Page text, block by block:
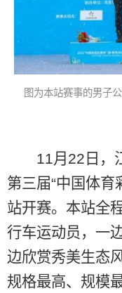
图为本站赛事的男子
11月22日，江
第三届“中国体
站开赛。本站全
行车运动员，一
边欣赏秀美生态
规格最高、规模